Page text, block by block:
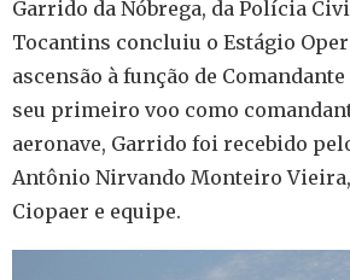
Garrido da Nóbrega, da Polícia
Tocantins concluiu o Estágio
ascensão à função de
seu primeiro voo como
aeronave, Garrido foi recebido
Antônio Nirvando Monteiro
Ciopaer e equipe.